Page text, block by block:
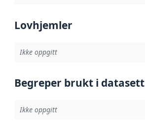
Lovhjemler
Ikke oppgitt
Begreper brukt i datasett
Ikke oppgitt